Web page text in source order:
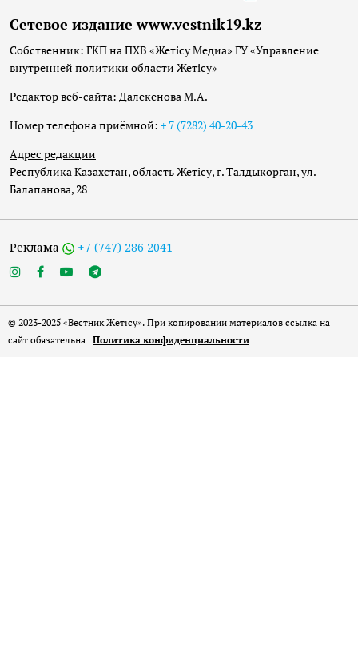
Сетевое издание www.vestnik19.kz
Собственник: ГКП на ПХВ «Жетісу Медиа» ГУ «Управление
внутренней политики области Жетісу»
Редактор веб-сайта: Далекенова М.А.
Номер телефона приёмной: + 7 (7282) 40-20-43
Адрес редакции
Республика Казахстан, область Жетісу, г. Талдыкорган, ул.
Балапанова, 28
Реклама +7 (747) 286 2041
© 2023-2025 «Вестник Жетісу». При копировании материалов ссылка на
сайт обязательна | Политика конфиденциальности